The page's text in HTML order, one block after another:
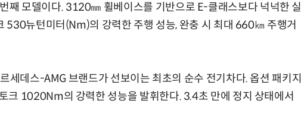
째 모델이다. 3120㎜ 휠베이스를 기반으로 E-클래스보다 넉넉한 실
530뉴턴미터(Nm)의 강력한 주행 성능, 완충 시 최대 660㎞ 주행거
세데스-AMG 브랜드가 선보이는 최초의 순수 전기차다. 옵션 패키지
크 1020Nm의 강력한 성능을 발휘한다. 3.4초 만에 정지 상태에서